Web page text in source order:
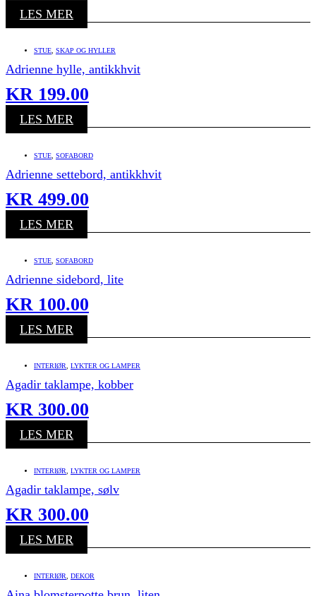
LES MER
STUE SKAP OG HYLLER
Adrienne hylle, antikkhvit
KR 199.00
LES MER
STUE SOFABORD
Adrienne settebord, antikkhvit
KR 499.00
LES MER
STUE SOFABORD
Adrienne sidebord, lite
KR 100.00
LES MER
INTERIØR LYKTER OG LAMPER
Agadir taklampe, kobber
KR 300.00
LES MER
INTERIØR LYKTER OG LAMPER
Agadir taklampe, sølv
KR 300.00
LES MER
INTERIØR DEKOR